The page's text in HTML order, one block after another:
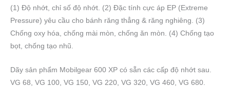
(1) Độ nhớt, chỉ số độ nhớt. (2) Đặc tính cực áp EP (Extreme
Pressure) yêu cầu cho bánh răng thẳng & răng nghiêng. (3)
Chống oxy hóa, chống mài mòn, chống ăn mòn. (4) Chống tạo
bọt, chống tạo nhũ.
Dãy sản phẩm Mobilgear 600 XP có sẵn các cấp độ nhớt sau.
VG 68, VG 100, VG 150, VG 220, VG 320, VG 460, VG 680.